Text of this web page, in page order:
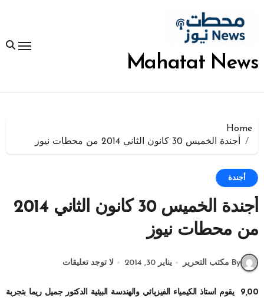
المحتوى
Mahatat News
Home
أجندة الخميس 30 كانون الثاني 2014 من محطات نيوز
أجندة
أجندة الخميس 30 كانون الثاني 2014
من محطات نيوز
By مكتب التحرير يناير 30, 2014 لا توجد تعليقات
9,00 يقوم استاذ الكيمياء الفيزيائي والهندسة البيئية الدكتور جميل ريما بتجربة